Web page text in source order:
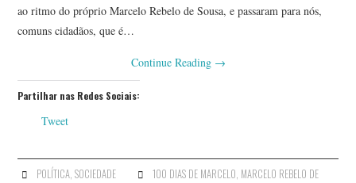
ao ritmo do próprio Marcelo Rebelo de Sousa, e passaram para nós,
comuns cidadãos, que é…
Continue Reading →
Partilhar nas Redes Sociais:
Tweet
POLÍTICA, SOCIEDADE 100 DIAS DE MARCELO, MARCELO REBELO DE